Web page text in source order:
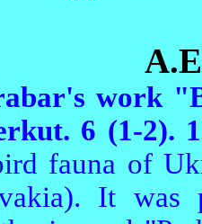
work
6 (1-2).
fauna of
It was